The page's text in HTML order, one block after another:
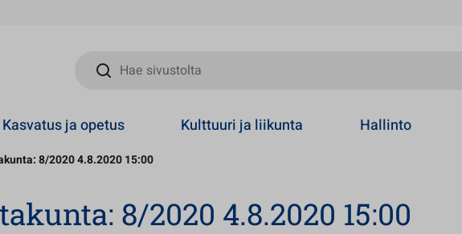
Hae sivustolta
Kasvatus ja opetus Kulttuuri ja liikunta Hallinto
8/2020 4.8.2020 15:00
8/2020 4.8.2020 15:00